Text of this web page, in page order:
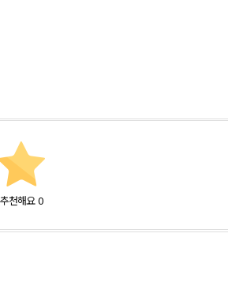
추천해요 0